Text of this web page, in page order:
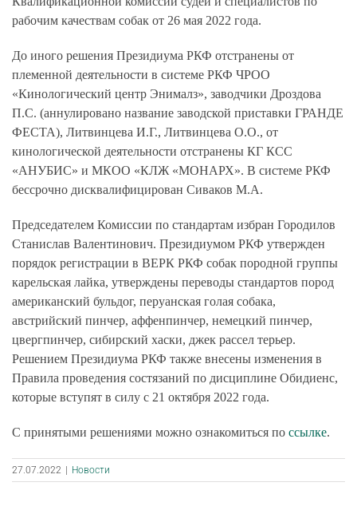
рабочим качествам собак от 26 мая 2022 года.
До иного решения Президиума РКФ отстранены от
племенной деятельности в системе РКФ ЧРОО
«Кинологический центр Энималз», заводчики Дроздова
П.С. (аннулировано название заводской приставки ГРАНДЕ
ФЕСТА), Литвинцева И.Г., Литвинцева О.О., от
кинологической деятельности отстранены КГ КСС
«АНУБИС» и МКОО «КЛЖ «МОНАРХ». В системе РКФ
бессрочно дисквалифицирован Сиваков М.А.
Председателем Комиссии по стандартам избран Городилов
Станислав Валентинович. Президиумом РКФ утвержден
порядок регистрации в ВЕРК РКФ собак породной группы
карельская лайка, утверждены переводы стандартов пород
американский бульдог, перуанская голая собака,
австрийский пинчер, аффенпинчер, немецкий пинчер,
цвергпинчер, сибирский хаски, джек рассел терьер.
Решением Президиума РКФ также внесены изменения в
Правила проведения состязаний по дисциплине Обидиенс,
которые вступят в силу с 21 октября 2022 года.
С принятыми решениями можно ознакомиться по ссылке.
27.07.2022 Новости